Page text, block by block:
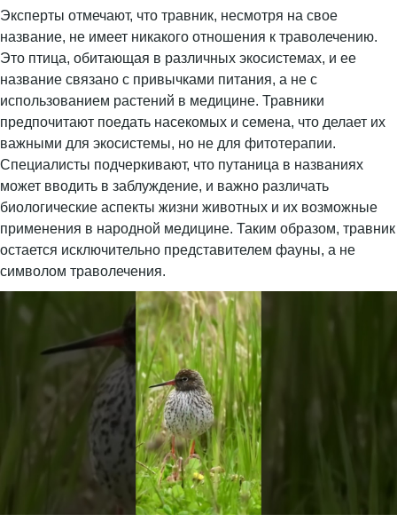
Эксперты отмечают, что травник, несмотря на свое
название, не имеет никакого отношения к траволечению.
Это птица, обитающая в различных экосистемах, и ее
название связано с привычками питания, а не с
использованием растений в медицине. Травники
предпочитают поедать насекомых и семена, что делает их
важными для экосистемы, но не для фитотерапии.
Специалисты подчеркивают, что путаница в названиях
может вводить в заблуждение, и важно различать
биологические аспекты жизни животных и их возможные
применения в народной медицине. Таким образом, травник
остается исключительно представителем фауны, а не
символом траволечения.